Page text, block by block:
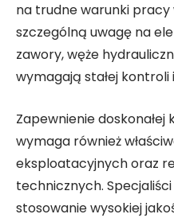
na trudne warunki
szczególną uwagę na
zawory, węże
wymagają stałej kontroli
Zapewnienie
wymaga również
eksploatacyjnych oraz
technicznych.
stosowanie wysokiej